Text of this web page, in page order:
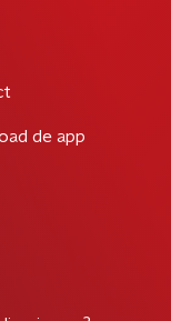
de app